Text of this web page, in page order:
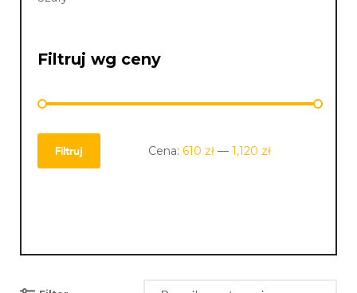
Filtruj wg ceny
Filtruj Cena: 610 zł —1,120 zł